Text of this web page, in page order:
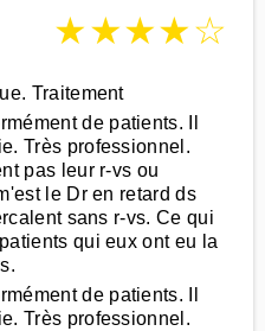
★★★★☆
Traitement
de patients. Il
Très professionnel.
pas leur r-vs ou
le Dr en retard ds
sans r-vs. Ce qui
qui eux ont eu la
de patients. Il
Très professionnel.